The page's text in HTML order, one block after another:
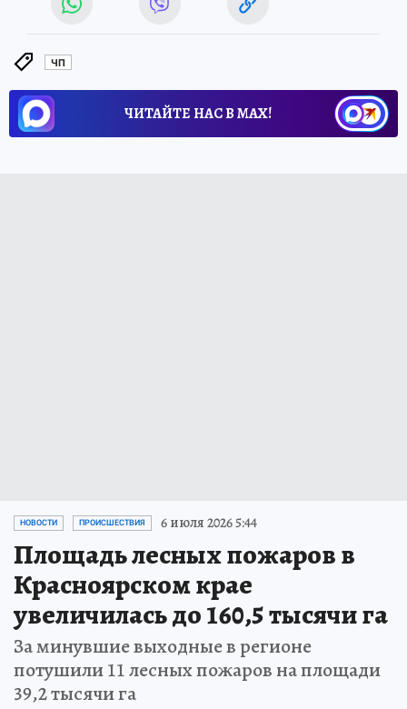
ЧП
ЧИТАЙТЕ НАС В МАХ!
НОВОСТИ ПРОИСШЕСТВИЯ 6 июля 2026 5:44
Площадь лесных пожаров в
Красноярском крае
увеличилась до 160,5 тысячи га
За минувшие выходные в регионе
потушили 11 лесных пожаров на площади
39,2 тысячи га